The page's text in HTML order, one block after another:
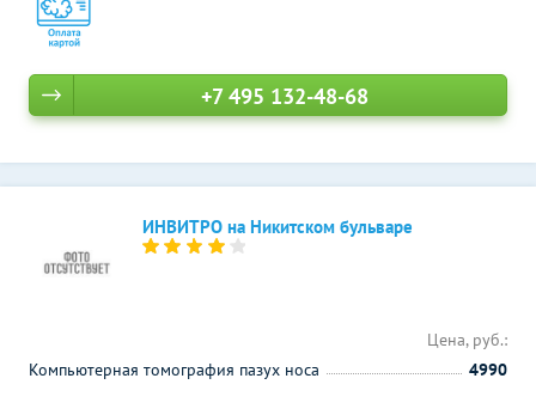
+7 495 132-48-68
ИНВИТРО на Никитском бульваре
Цена, руб.:
Компьютерная томография пазух носа
4990